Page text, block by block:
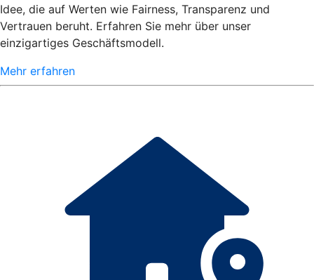
Idee, die auf Werten wie Fairness, Transparenz und
Vertrauen beruht. Erfahren Sie mehr über unser
einzigartiges Geschäftsmodell.
Mehr erfahren